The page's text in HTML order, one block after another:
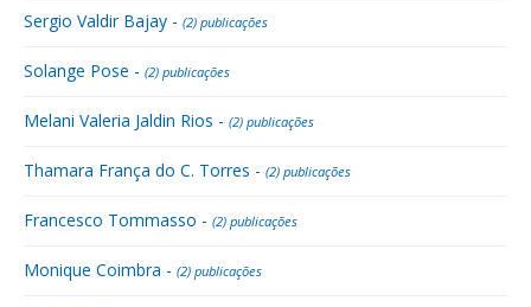
Sergio Valdir Bajay - (2) publicações
Solange Pose - (2) publicações
Melani Valeria Jaldin Rios - (2) publicações
Thamara França do C. Torres - (2) publicações
Francesco Tommasso - (2) publicações
Monique Coimbra - (2) publicações